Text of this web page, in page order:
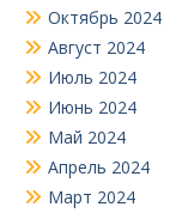
Октябрь 2024
Август 2024
Июль 2024
Июнь 2024
Май 2024
Апрель 2024
Март 2024